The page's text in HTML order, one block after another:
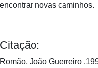
encontrar novas caminhos.
Citação:
Romão, João Guerreiro